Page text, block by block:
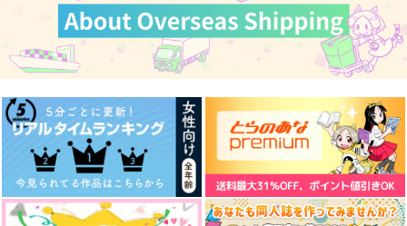
それはまだ点火したば
ひるばなれ
660円（税込）
サンプル
作品詳細
アイの証明
くるみ割り人形
495円（税込）
村雨礼二×獅子神敬一
サンプル
作品詳細
Pillow Tales
モルスフィリア
円（税込）
獅子神敬一×村雨礼二
サンプル
作品詳細